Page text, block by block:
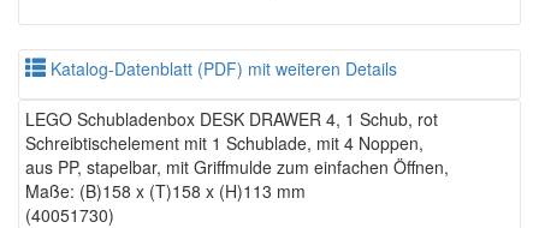
Katalog-Datenblatt (PDF) mit weiteren Details
LEGO Schubladenbox DESK DRAWER 4, 1 Schub, rot
Schreibtischelement mit 1 Schublade, mit 4 Noppen,
aus PP, stapelbar, mit Griffmulde zum einfachen Öffnen,
Maße: (B)158 x (T)158 x (H)113 mm
(40051730)